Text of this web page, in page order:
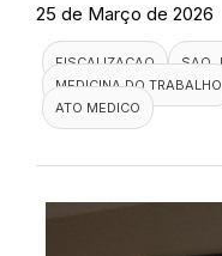
25 de Março de 2026
FISCALIZACAO
SAO
MEDICINA DO TRABALHO
ATO MEDICO